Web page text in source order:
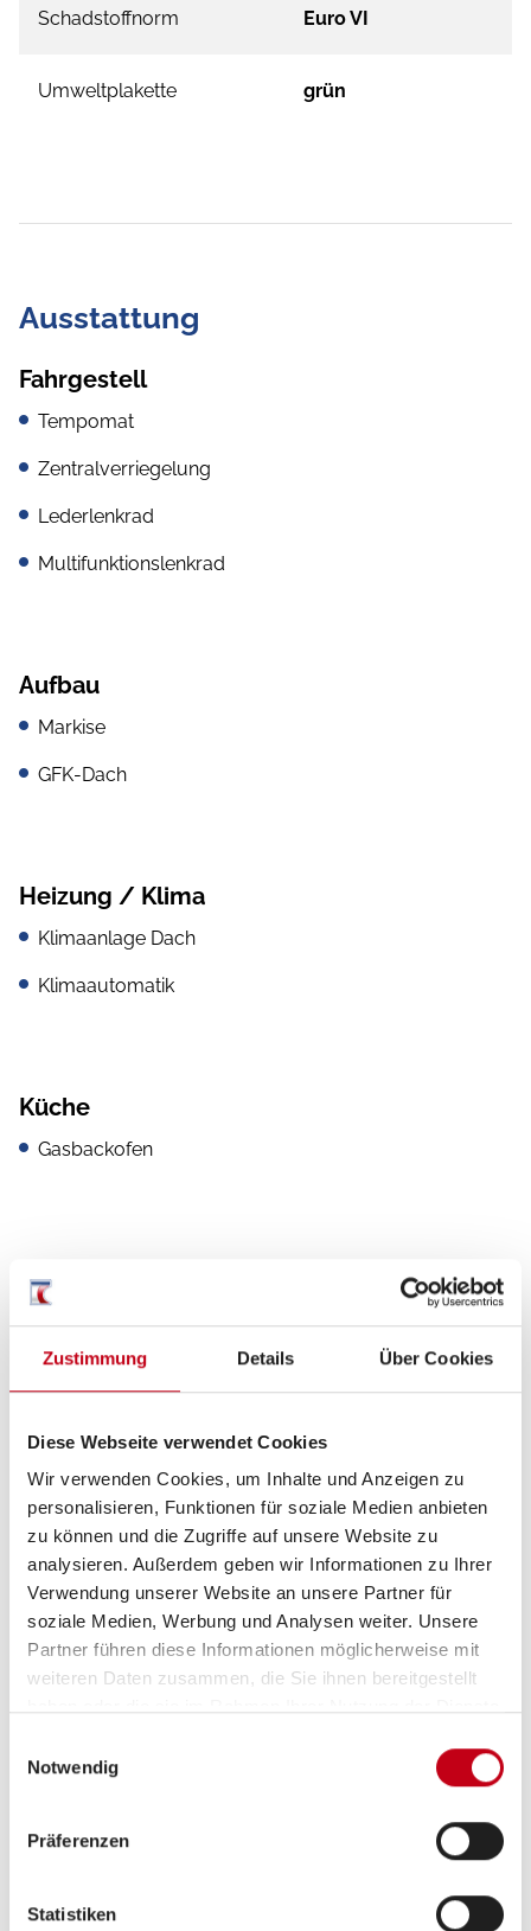
Zustimmung Details Über Cookies
Diese Webseite verwendet Cookies
Wir verwenden Cookies, um Inhalte und Anzeigen zu
personalisieren, Funktionen für soziale Medien anbieten
zu können und die Zugriffe auf unsere Website zu
analysieren. Außerdem geben wir Informationen zu Ihrer
Verwendung unserer Website an unsere Partner für
soziale Medien, Werbung und Analysen weiter. Unsere
Partner führen diese Informationen möglicherweise mit
weiteren Daten zusammen, die Sie ihnen bereitgestellt
Notwendig
Präferenzen
Statistiken
Schadstoffnorm Euro VI
Umweltplakette grün
Ausstattung
Fahrgestell
Tempomat
Zentralverriegelung
Lederlenkrad
Multifunktionslenkrad
Aufbau
Markise
GFK-Dach
Heizung / Klima
Klimaanlage Dach
Klimaautomatik
Küche
Gasbackofen
360° Kamera
TV
Rückfahrkamera
Navigationssystem
DAB Radio
Radio/Tuner
Elektro
Lithiumbatterie